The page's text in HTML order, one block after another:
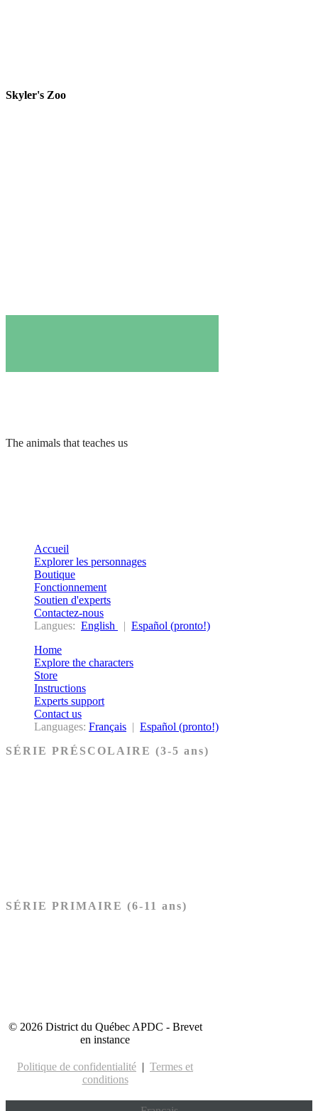
Skyler's Zoo
The animals that teaches us
Accueil
Explorer les personnages
Boutique
Fonctionnement
Soutien d'experts
Contactez-nous
Langues: English | Español (pronto!)
Home
Explore the characters
Store
Instructions
Experts support
Contact us
Languages: Français | Español (pronto!)
SÉRIE PRÉSCOLAIRE (3-5 ans)
SÉRIE PRIMAIRE (6-11 ans)
© 2026 District du Québec APDC - Brevet
en instance
Politique de confidentialité | Termes et
conditions